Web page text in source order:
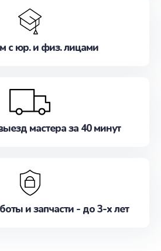
с юр. и физ. лицами
мастера за 40 минут
и запчасти - до 3-х лет